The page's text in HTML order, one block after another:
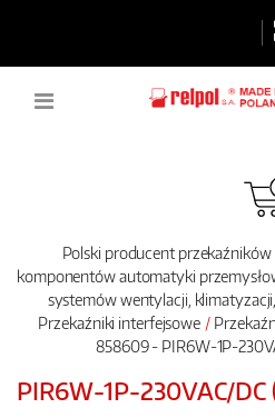
Polski producent
komponentów automatyki
systemów wentylacji,
Przekaźniki interfejsowe
858609 - PIR6W-1P-
PIR6W-1P-230VAC/DC